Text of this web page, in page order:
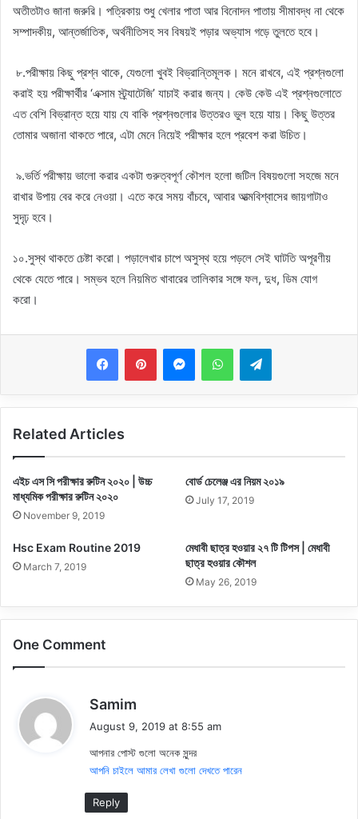
অতীতটাও জানা জরুরি। পত্রিকায় শুধু খেলার পাতা আর বিনোদন পাতায় সীমাবদ্ধ না থেকে
সম্পাদকীয়, আন্তর্জাতিক, অর্থনীতিসহ সব বিষয়ই পড়ার অভ্যাস গড়ে তুলতে হবে।
৮.পরীক্ষায় কিছু প্রশ্ন থাকে, যেগুলো খুবই বিভ্রান্তিমূলক। মনে রাখবে, এই প্রশ্নগুলো
করাই হয় পরীক্ষার্থীর ‘এক্সাম স্ট্র্যাটেজি’ যাচাই করার জন্য। কেউ কেউ এই প্রশ্নগুলোতে
এত বেশি বিভ্রান্ত হয়ে যায় যে বাকি প্রশ্নগুলোর উত্তরও ভুল হয়ে যায়। কিছু উত্তর
তোমার অজানা থাকতে পারে, এটা মেনে নিয়েই পরীক্ষার হলে প্রবেশ করা উচিত।
৯.ভর্তি পরীক্ষায় ভালো করার একটা গুরুত্বপূর্ণ কৌশল হলো জটিল বিষয়গুলো সহজে মনে
রাখার উপায় বের করে নেওয়া। এতে করে সময় বাঁচবে, আবার আত্মবিশ্বাসের জায়গাটাও
সুদৃঢ় হবে।
১০.সুস্থ থাকতে চেষ্টা করো। পড়ালেখার চাপে অসুস্থ হয়ে পড়লে সেই ঘাটতি অপূরণীয়
থেকে যেতে পারে। সম্ভব হলে নিয়মিত খাবারের তালিকার সঙ্গে ফল, দুধ, ডিম যোগ
করো।
MessengerWhatsAppTelegram
Related Articles
এইচ এস সি পরীক্ষার রুটিন ২০২০ | উচ্চ
মাধ্যমিক পরীক্ষার রুটিন ২০২০
November 9, 2019
বোর্ড চেলেঞ্জ এর নিয়ম ২০১৯
July 17, 2019
Hsc Exam Routine 2019
March 7, 2019
মেধাবী ছাত্র হওয়ার ২৭ টি টিপস | মেধাবী
ছাত্র হওয়ার কৌশল
May 26, 2019
One Comment
Samim
s
:
August 9, 2019 at 8:55 am
আপনার পোস্ট গুলো অনেক সুন্দর
আপনি চাইলে আমার লেখা গুলো দেখতে পারেন
Reply